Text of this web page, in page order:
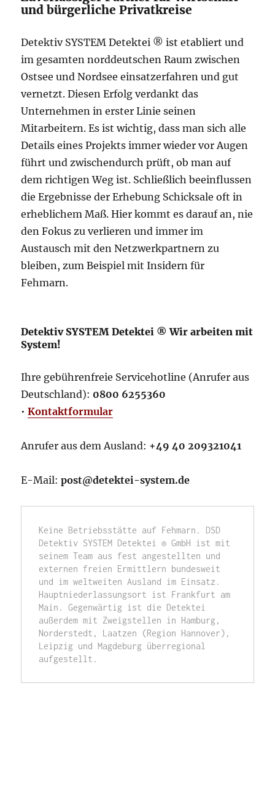
und bürgerliche Privatkreise
Detektiv SYSTEM Detektei ® ist etabliert und
im gesamten norddeutschen Raum zwischen
Ostsee und Nordsee einsatzerfahren und gut
vernetzt. Diesen Erfolg verdankt das
Unternehmen in erster Linie seinen
Mitarbeitern. Es ist wichtig, dass man sich alle
Details eines Projekts immer wieder vor Augen
führt und zwischendurch prüft, ob man auf
dem richtigen Weg ist. Schließlich beeinflussen
die Ergebnisse der Erhebung Schicksale oft in
erheblichem Maß. Hier kommt es darauf an, nie
den Fokus zu verlieren und immer im
Austausch mit den Netzwerkpartnern zu
bleiben, zum Beispiel mit Insidern für
Fehmarn.
Detektiv SYSTEM Detektei ® Wir arbeiten mit
System!
Ihre gebührenfreie Servicehotline (Anrufer aus
Deutschland): 0800 6255360
•Kontaktformular
Anrufer aus dem Ausland: +49 40 209321041
E-Mail:post@detektei-system.de
Keine Betriebsstätte auf Fehmarn. DSD
Detektiv SYSTEM Detektei ® GmbH ist mit
seinem Team aus fest angestellten und
externen freien Ermittlern bundesweit
und im weltweiten Ausland im Einsatz.
Hauptniederlassungsort ist Frankfurt am
Main. Gegenwärtig ist die Detektei
außerdem mit Zweigstellen in Hamburg,
Norderstedt, Laatzen (Region Hannover),
Leipzig und Magdeburg überregional
aufgestellt.